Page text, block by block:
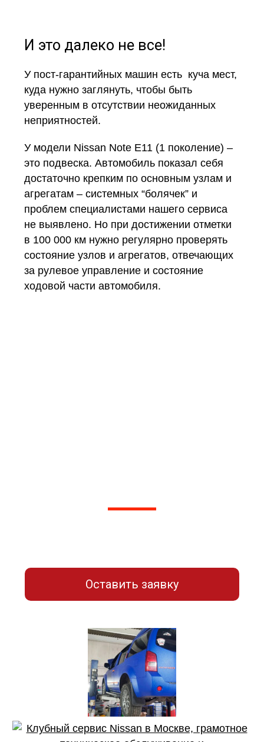
И это далеко не все!
У пост-гарантийных машин есть куча мест,
куда нужно заглянуть, чтобы быть
уверенным в отсутствии неожиданных
неприятностей.
У модели Nissan Note E11 (1 поколение) –
это подвеска. Автомобиль показал себя
достаточно крепким по основным узлам и
агрегатам – системных “болячек” и
проблем специалистами нашего сервиса
не выявлено. Но при достижении отметки
в 100 000 км нужно регулярно проверять
состояние узлов и агрегатов, отвечающих
за рулевое управление и состояние
ходовой части автомобиля.
Оставить заявку